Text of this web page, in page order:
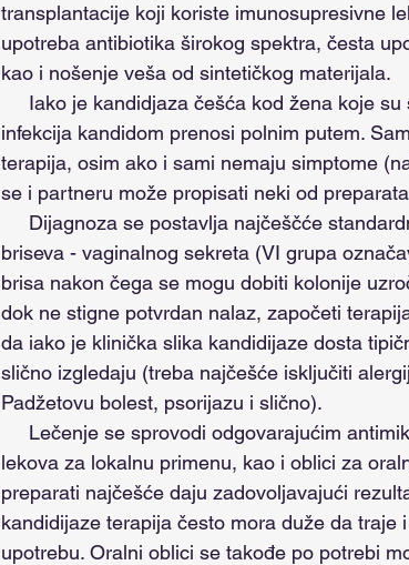
transplantacije koji koriste imunosupresivne
upotreba antibiotika širokog spektra, česta
kao i nošenje veša od sintetičkog materijala.
infekcija kandidom prenosi polnim putem.
terapija, osim ako i sami nemaju simptome
se i partneru može propisati neki od
briseva - vaginalnog sekreta (VI grupa
brisa nakon čega se mogu dobiti kolonije
dok ne stigne potvrdan nalaz, započeti
da iako je klinička slika kandidijaze dosta
slično izgledaju (treba najčešće isključiti
Padžetovu bolest, psorijazu i slično).
lekova za lokalnu primenu, kao i oblici za
preparati najčešće daju zadovoljavajući
kandidijaze terapija često mora duže da
upotrebu. Oralni oblici se takođe po potrebi